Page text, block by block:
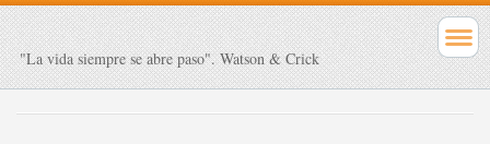
"La vida siempre se abre paso". Watson & Crick